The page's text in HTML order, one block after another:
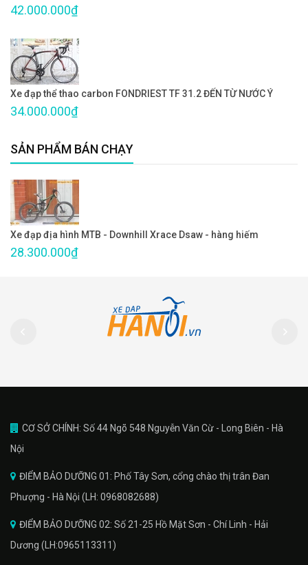
42.000.000₫
Xe đạp thể thao carbon FONDRIEST TF 31.2 ĐẾN TỪ NƯỚC Ý
34.000.000₫
SẢN PHẨM BÁN CHẠY
Xe đạp địa hình MTB - Downhill Xrace Dsaw - hàng hiếm
28.300.000₫
CƠ SỞ CHÍNH: Số 44 Ngõ 548 Nguyễn Văn Cừ - Long Biên - Hà
Nội
ĐIỂM BẢO DƯỠNG 01: Phố Tây Sơn, cổng chào thị trân Đan
Phượng - Hà Nội (LH: 0968082688)
ĐIỂM BẢO DƯỠNG 02: Số 21-25 Hồ Mặt Sơn - Chí Linh - Hải
Dương (LH:0965113311)